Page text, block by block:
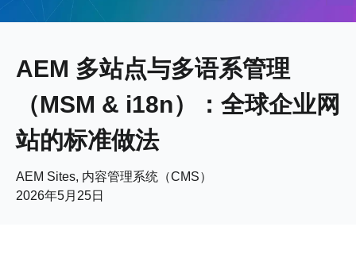
AEM 多站点与多语系管理
（MSM & i18n）：全球企业网
站的标准做法
AEM Sites, 内容管理系统（CMS）
2026年5月25日